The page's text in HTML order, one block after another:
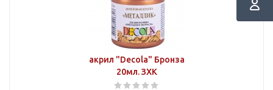
акрил "Decola" Бронза
20мл. ЗХК